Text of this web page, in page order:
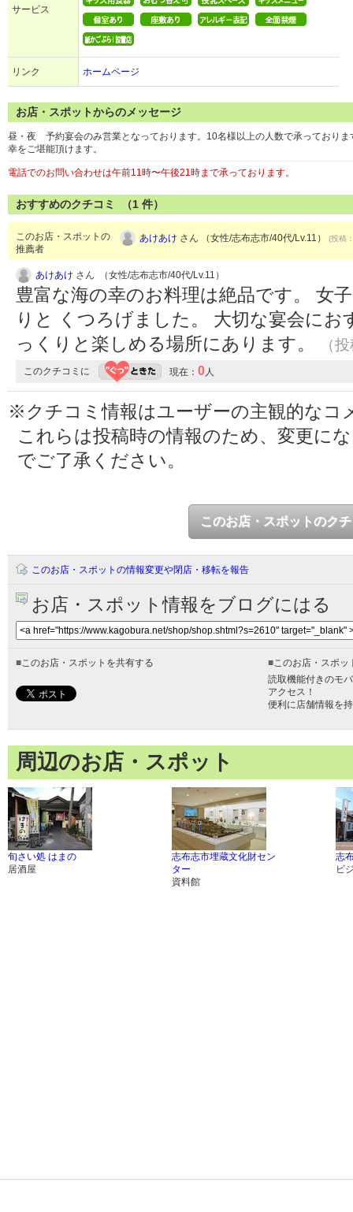
サービス
リンク ホームページ
お店・スポットからのメッセージ
昼・夜 予約宴会のみ営業となっております。10名様以上の人数で承っており
幸をご堪能頂けます。
電話でのお問い合わせは午前11時〜午後21時まで承っております。
おすすめのクチコミ （1 件）
このお店・スポットの
推薦者
あけあけ さん （女性/志布志市/40代/Lv.11） (投稿
あけあけ さん （女性/志布志市/40代/Lv.11）
豊富な海の幸のお料理は絶品です。 女
りと くつろげました。 大切な宴会に
っくりと楽しめる場所にあります。
（
このクチコミに 現在： 0人
※クチコミ情報はユーザーの主観的なコ
これらは投稿時の情報のため、変更に
でご了承ください。
このお店・スポットのク
このお店・スポットの情報変更や閉店・移転を報告
お店・スポット情報をブログにはる
■このお店・スポットを共有する ■このお店・スポッ
読取機能付きのモ
アクセス！
便利に店舗情報を
周辺のお店・スポット
旬さい処 はまの
居酒屋
志布志市埋蔵文化財セン
ター
資料館
志
ビ